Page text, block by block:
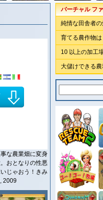
な農業畑に変身
おとなりの性悪
じゃおう！きみ
2009
バーチャル フ
純情な田舎者
育てる農作物
10 以上の加工
大儲けできる